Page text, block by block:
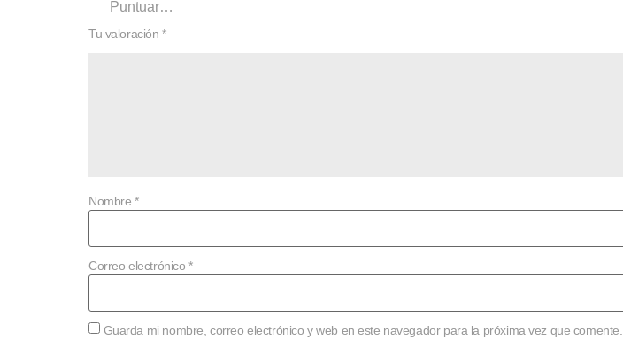
Tu valoración*
Nombre*
Correo electrónico*
Guarda mi nombre, correo electrónico y web en este navegador para la próxima vez que comente.